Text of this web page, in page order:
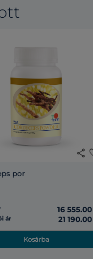
share
por
16
ár 21
Kosárba